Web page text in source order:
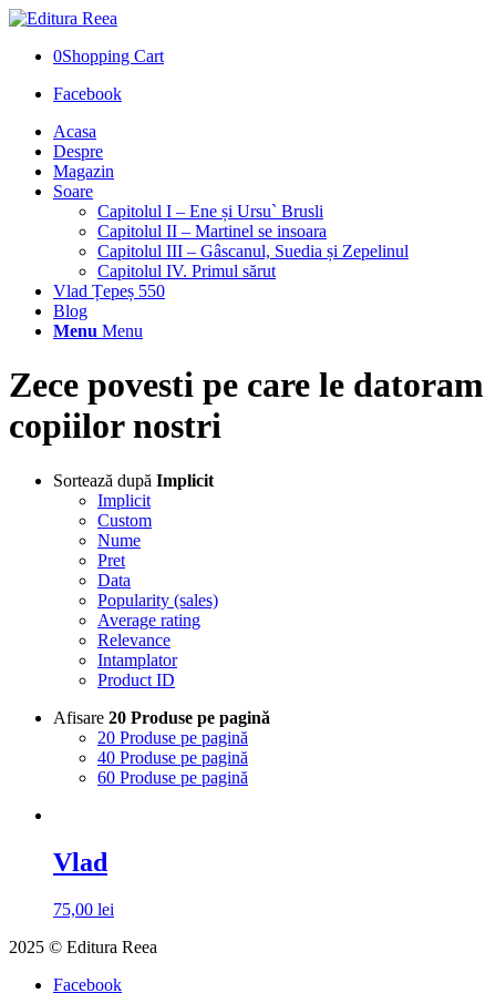
0Shopping Cart
Facebook
Acasa
Despre
Magazin
Soare
Capitolul I – Ene și Ursu` Brusli
Capitolul II – Martinel se insoara
Capitolul III – Gâscanul, Suedia și Zepelinul
Capitolul IV. Primul sărut
Vlad Țepeș 550
Blog
Menu Menu
Zece povesti pe care le datoram
copiilor nostri
Sortează după Implicit
Implicit
Custom
Nume
Pret
Data
Popularity (sales)
Average rating
Relevance
Intamplator
Product ID
Afisare 20 Produse pe pagină
20 Produse pe pagină
40 Produse pe pagină
60 Produse pe pagină
Vlad
75,00 lei
2025 © Editura Reea
Facebook